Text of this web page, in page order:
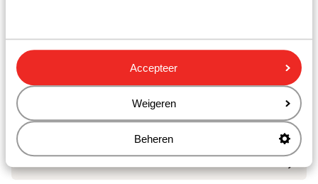
Accepteer
Weigeren
Beheren
Résidence Club MMV l'Etoile des Sybelles
Résidence Club MMV l'Etoile des Sybelles -
voordeeltarief